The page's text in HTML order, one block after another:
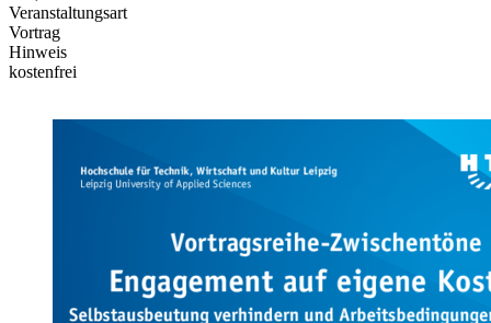
Veranstaltungsart
Vortrag
Hinweis
kostenfrei